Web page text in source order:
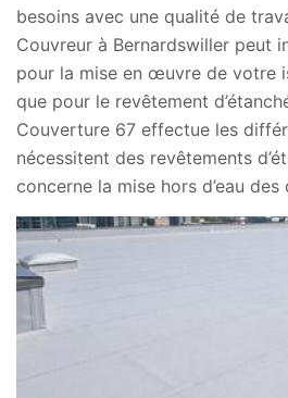
besoins avec une qualité de
Couvreur à Bernardswiller peut
pour la mise en œuvre de votre
que pour le revêtement
Couverture 67 effectue les
nécessitent des revêtements
concerne la mise hors d’eau des